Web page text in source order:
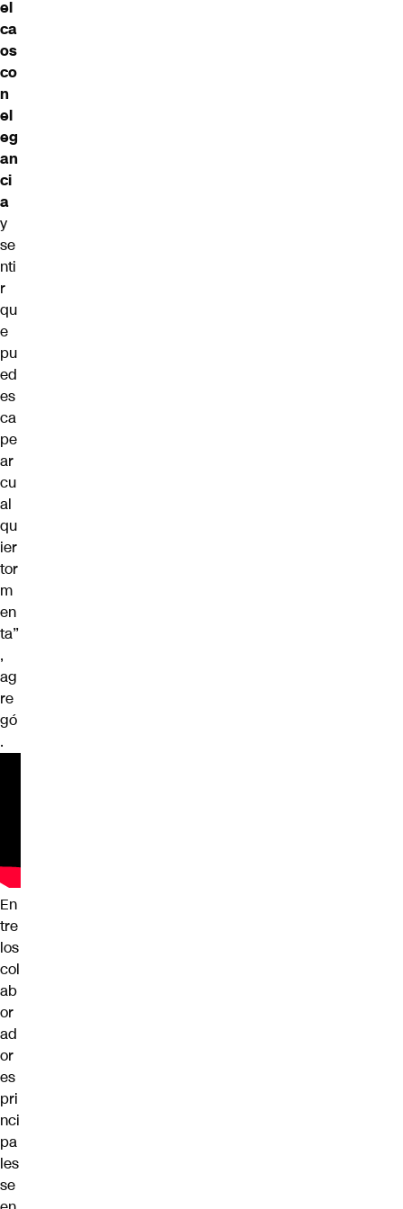
el
ca
os
co
n
el
eg
an
ci
a
y
se
nti
r
qu
e
pu
ed
es
ca
pe
ar
cu
al
qu
ier
tor
m
en
ta”
,
ag
re
gó
.
En
tre
los
col
ab
or
ad
or
es
pri
nci
pa
les
se